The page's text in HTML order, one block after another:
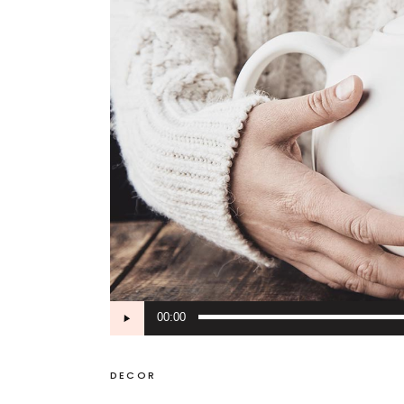
Audio
Player
00:00
DECOR